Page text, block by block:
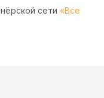
сети «Все